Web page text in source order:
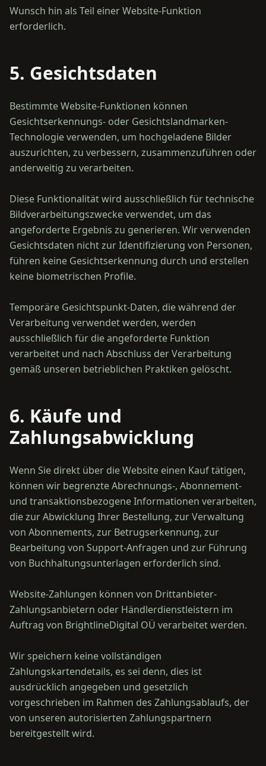
Wunsch hin als Teil einer Website-Funktion
5. Gesichtsdaten
Bestimmte Website-Funktionen können
Gesichtserkennungs- oder Gesichtslandmarken-
Technologie verwenden, um hochgeladene Bilder
auszurichten, zu verbessern, zusammenzuführen oder
anderweitig zu verarbeiten.
Diese Funktionalität wird ausschließlich für technische
Bildverarbeitungszwecke verwendet, um das
angeforderte Ergebnis zu generieren. Wir verwenden
Gesichtsdaten nicht zur Identifizierung von Personen,
führen keine Gesichtserkennung durch und erstellen
keine biometrischen Profile.
Temporäre Gesichtspunkt-Daten, die während der
Verarbeitung verwendet werden, werden
ausschließlich für die angeforderte Funktion
verarbeitet und nach Abschluss der Verarbeitung
6. Käufe und
Zahlungsabwicklung
Wenn Sie direkt über die Website einen Kauf tätigen,
können wir begrenzte Abrechnungs-, Abonnement-
und transaktionsbezogene Informationen verarbeiten,
die zur Abwicklung Ihrer Bestellung, zur Verwaltung
von Abonnements, zur Betrugserkennung, zur
Bearbeitung von Support-Anfragen und zur Führung
von Buchhaltungsunterlagen erforderlich sind.
Website-Zahlungen können von Drittanbieter-
Zahlungsanbietern oder Händlerdienstleistern im
Auftrag von BrightlineDigital OÜ verarbeitet werden.
Wir speichern keine vollständigen
Zahlungskartendetails, es sei denn, dies ist
ausdrücklich angegeben und gesetzlich
vorgeschrieben im Rahmen des Zahlungsablaufs, der
von unseren autorisierten Zahlungspartnern